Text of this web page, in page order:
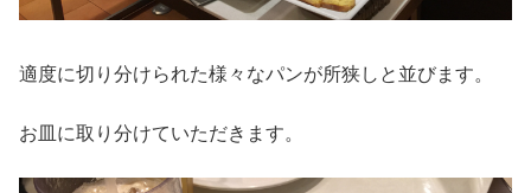
適度に切り分けられた様々なパンが所狭しと並びます。
お皿に取り分けていただきます。